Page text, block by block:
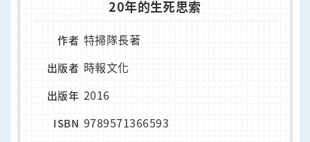
20年的生死思索
作者 特掃隊長著
出版者 時報文化
出版年 2016
ISBN 9789571366593